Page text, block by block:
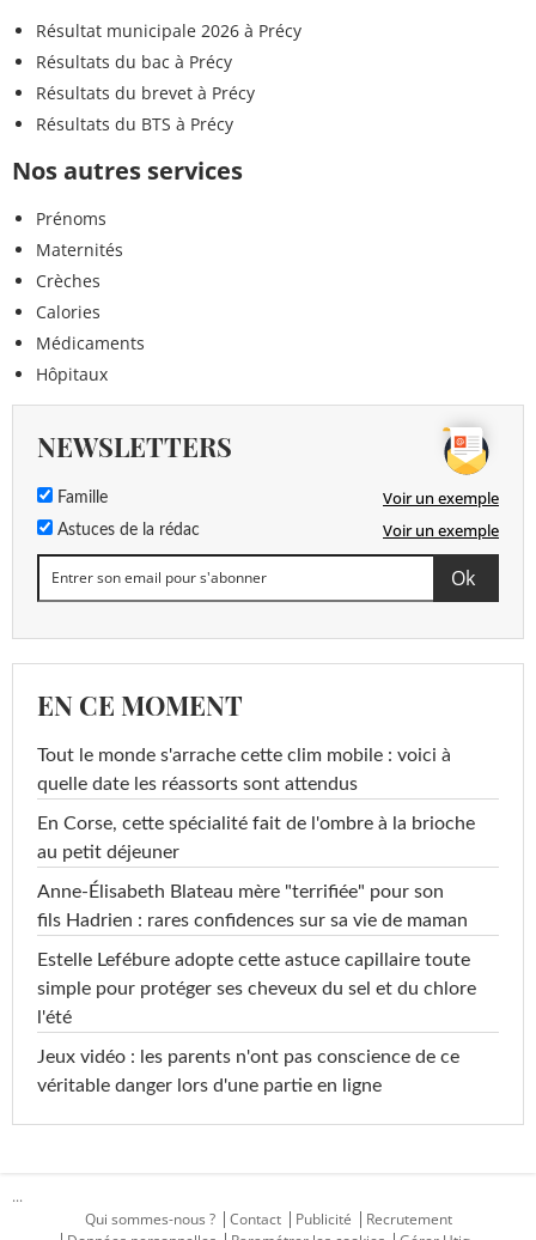
Résultat municipale 2026 à Précy
Résultats du bac à Précy
Résultats du brevet à Précy
Résultats du BTS à Précy
Nos autres services
Prénoms
Maternités
Crèches
Calories
Médicaments
Hôpitaux
NEWSLETTERS
Famille Voir un exemple
Astuces de la rédac Voir un exemple
EN CE MOMENT
Tout le monde s'arrache cette clim mobile : voici à
quelle date les réassorts sont attendus
En Corse, cette spécialité fait de l'ombre à la brioche
au petit déjeuner
Anne-Élisabeth Blateau mère "terrifiée" pour son
fils Hadrien : rares confidences sur sa vie de maman
Estelle Lefébure adopte cette astuce capillaire toute
simple pour protéger ses cheveux du sel et du chlore
l'été
Jeux vidéo : les parents n'ont pas conscience de ce
véritable danger lors d'une partie en ligne
...
Qui sommes-nous ?
Contact Publicité
Recrutement